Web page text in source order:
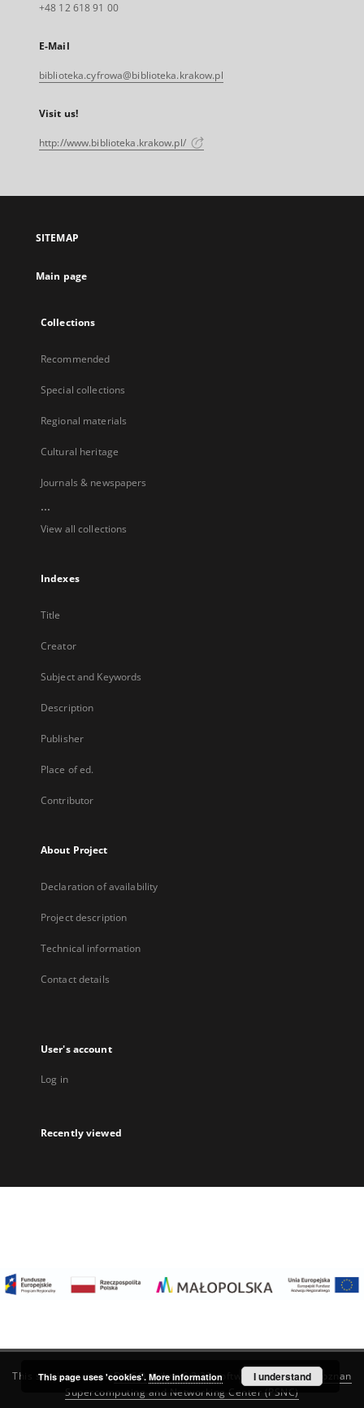
+48 12 618 91 00
E-Mail
biblioteka.cyfrowa@biblioteka.krakow.pl
Visit us!
http://www.biblioteka.krakow.pl/
SITEMAP
Main page
Collections
Recommended
Special collections
Regional materials
Cultural heritage
Journals & newspapers
...
View all collections
Indexes
Title
Creator
Subject and Keywords
Description
Publisher
Place of ed.
Contributor
About Project
Declaration of availability
Project description
Technical information
Contact details
User's account
Log in
Recently viewed
This service runs onDInGO dLibra 6.3.22software created by
Poznan
Supercomputing and Networking Center (PSNC)
This page uses 'cookies'. More information I understand